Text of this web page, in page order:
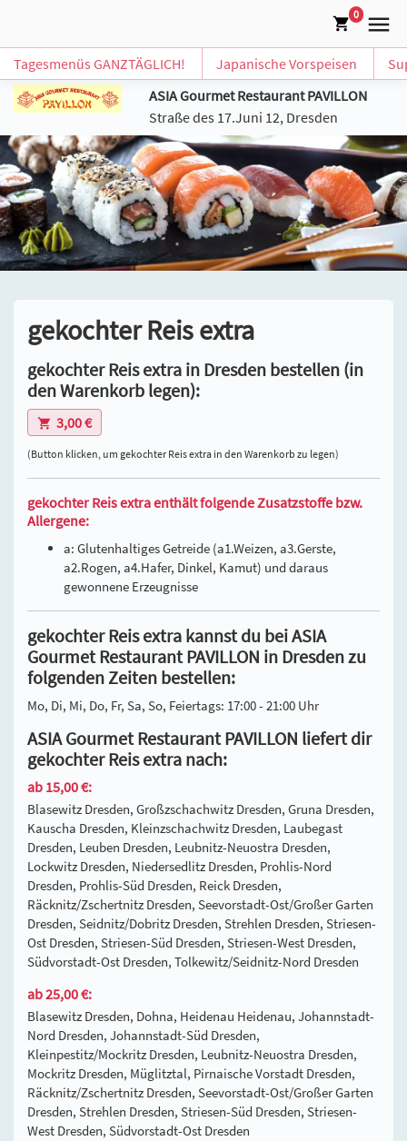
0
Tagesmenüs GANZTÄGLICH! Japanische Vorspeisen
ASIA Gourmet Restaurant PAVILLON
Straße des 17.Juni 12, Dresden
gekochter Reis extra
gekochter Reis extra in Dresden bestellen (in
den Warenkorb legen):
3,00 €
(Button klicken, um gekochter Reis extra in den Warenkorb zu legen)
gekochter Reis extra enthält folgende Zusatzstoffe bzw.
Allergene:
a: Glutenhaltiges Getreide (a1.Weizen, a3.Gerste,
a2.Rogen, a4.Hafer, Dinkel, Kamut) und daraus
gewonnene Erzeugnisse
gekochter Reis extra kannst du bei ASIA
Gourmet Restaurant PAVILLON in Dresden zu
folgenden Zeiten bestellen:
Mo, Di, Mi, Do, Fr, Sa, So, Feiertags: 17:00 - 21:00 Uhr
ASIA Gourmet Restaurant PAVILLON liefert dir
gekochter Reis extra nach:
ab 15,00 €:
Blasewitz Dresden, Großzschachwitz Dresden, Gruna Dresden,
Kauscha Dresden, Kleinzschachwitz Dresden, Laubegast
Dresden, Leuben Dresden, Leubnitz-Neuostra Dresden,
Lockwitz Dresden, Niedersedlitz Dresden, Prohlis-Nord
Dresden, Prohlis-Süd Dresden, Reick Dresden,
Räcknitz/Zschertnitz Dresden, Seevorstadt-Ost/Großer Garten
Dresden, Seidnitz/Dobritz Dresden, Strehlen Dresden, Striesen-
Ost Dresden, Striesen-Süd Dresden, Striesen-West Dresden,
Südvorstadt-Ost Dresden, Tolkewitz/Seidnitz-Nord Dresden
ab 25,00 €:
Blasewitz Dresden, Dohna, Heidenau Heidenau, Johannstadt-
Nord Dresden, Johannstadt-Süd Dresden,
Kleinpestitz/Mockritz Dresden, Leubnitz-Neuostra Dresden,
Mockritz Dresden, Müglitztal, Pirnaische Vorstadt Dresden,
Räcknitz/Zschertnitz Dresden, Seevorstadt-Ost/Großer Garten
Dresden, Strehlen Dresden, Striesen-Süd Dresden, Striesen-
West Dresden, Südvorstadt-Ost Dresden